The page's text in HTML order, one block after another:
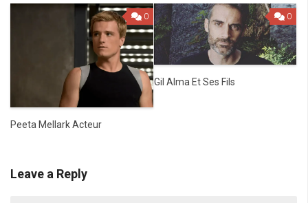
0
Peeta Mellark Acteur
0
Gil Alma Et Ses Fils
Leave a Reply